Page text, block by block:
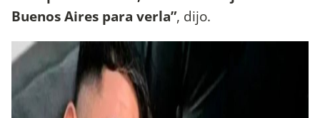
Buenos Aires para verla”, dijo.